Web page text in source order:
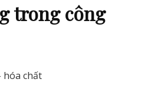
trong công
hóa chất